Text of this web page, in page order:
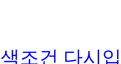
조건 다시